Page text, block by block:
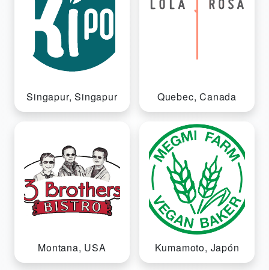
Singapur, Singapur Quebec, Canada
Montana, USA Kumamoto, Japón